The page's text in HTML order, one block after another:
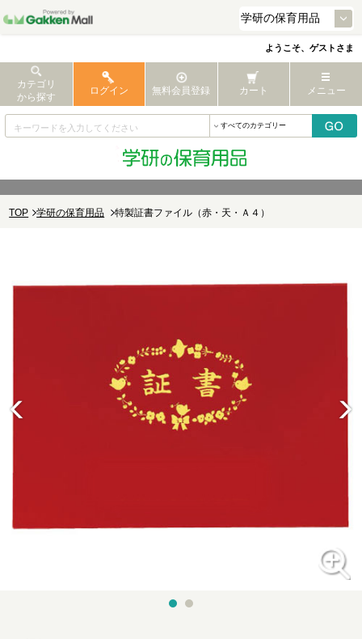
ようこそ、ゲストさま
カテゴリ
から探す
ログイン 無料会員登録 カート メニュー
TOP 学研の保育用品 特製証書ファイル（赤・天・Ａ４）